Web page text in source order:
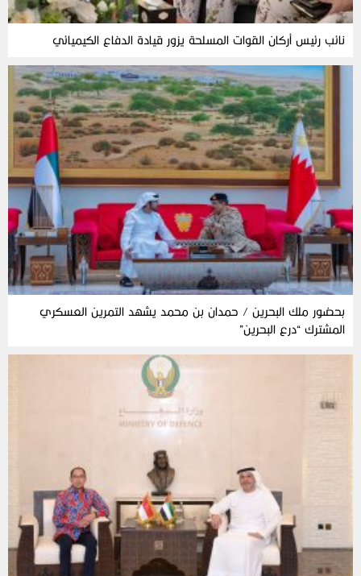
نائب رئيس أركان القوات المسلحة يزور قيادة الدفاع الكيميائي
بحضور ملك البحرين / حمدان بن محمد يشهد التمرين العسكري
المشترك “درع البحرين”